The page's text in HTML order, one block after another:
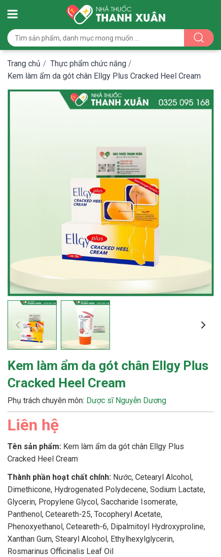
Trang chủ / Thực phẩm chức năng /
Kem làm ẩm da gót chân Ellgy Plus Cracked Heel Cream
Kem làm ẩm da gót chân Ellgy Plus
Cracked Heel Cream
Phụ trách chuyên môn: Dược sĩ Nguyễn Dương
Liên hệ
Tên sản phẩm: Kem làm ẩm da gót chân Ellgy Plus
Cracked Heel Cream
Thành phần hoạt chất chính: Nước, Cetearyl Alcohol,
Dimethicone, Hydrogenated Polydecene, Sodium Lactate,
Glycerin, Propylene Glycol, Saccharide Isomerate,
Panthenol, Ceteareth-25, Tocopheryl Acetate,
Phenoxyethanol, Ceteareth-6, Dipalmitoyl Hydroxyproline,
Xanthan Gum, Stearyl Alcohol, Ethylhexylglycerin,
Rosmarinus Officinalis Leaf Oil